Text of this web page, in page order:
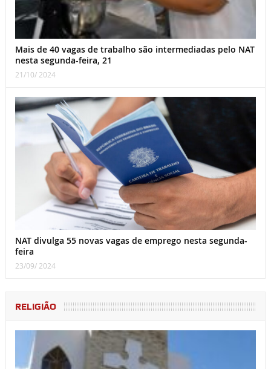
Mais de 40 vagas de trabalho são intermediadas pelo NAT
nesta segunda-feira, 21
21/10/ 2024
NAT divulga 55 novas vagas de emprego nesta segunda-
feira
23/09/ 2024
RELIGIÃO